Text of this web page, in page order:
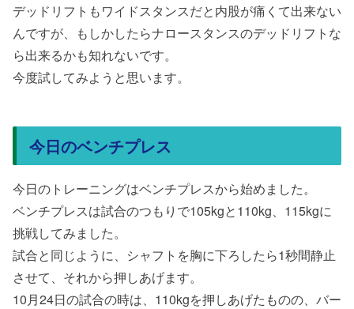
デッドリフトもワイドスタンスだと内股が痛くて出来ない
んですが、もしかしたらナロースタンスのデッドリフトな
ら出来るかも知れないです。
今度試してみようと思います。
今日のベンチプレス
今日のトレーニングはベンチプレスから始めました。
ベンチプレスは試合のつもりで105kgと110kg、115kgに
挑戦してみました。
試合と同じように、シャフトを胸に下ろしたら1秒間静止
させて、それから押しあげます。
10月24日の試合の時は、110kgを押しあげたものの、バー